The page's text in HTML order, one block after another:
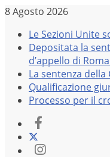
Salta
contenuto
8 Agosto 2026
Le Sezioni Unite
Depositata la
d’appello di
La sentenza
Qualificazione
Processo per il